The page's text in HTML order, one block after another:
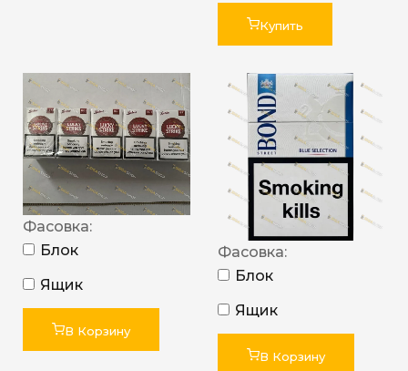
Купить
Фасовка:
Блок
Ящик
В Корзину
Фасовка:
Блок
Ящик
В Корзину